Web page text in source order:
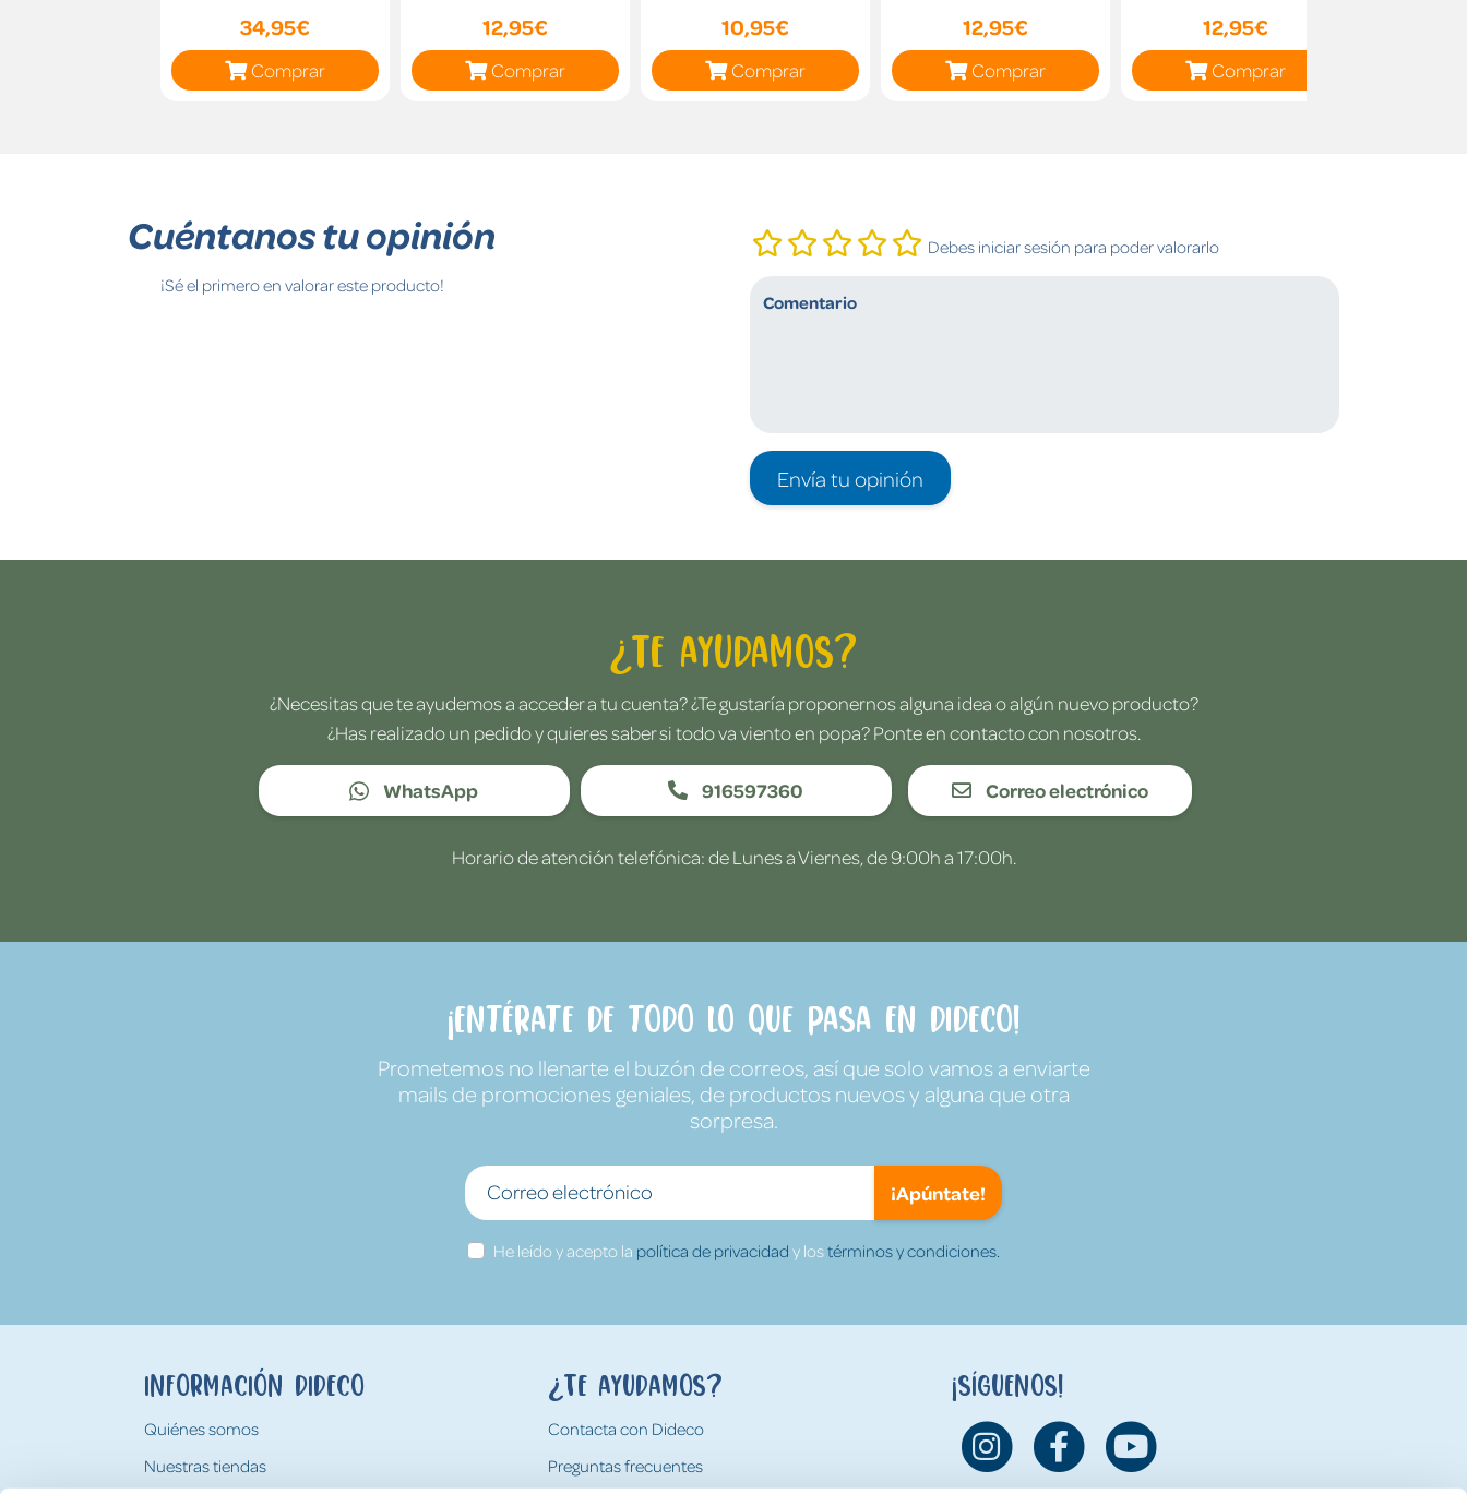
34,95€
Comprar
12,95€
Comprar
10,95€
Comprar
12,95€
Comprar
12,95€
Comprar
Cuéntanos tu opinión
¡Sé el primero en valorar este producto!
Debes iniciar sesión para poder valorarlo
Envía tu opinión
¿Te ayudamos?
¿Necesitas que te ayudemos a acceder a tu cuenta? ¿Te gustaría proponernos alguna idea o algún nuevo producto?
¿Has realizado un pedido y quieres saber si todo va viento en popa? Ponte en contacto con nosotros.
WhatsApp 916597360 Correo electrónico
Horario de atención telefónica: de Lunes a Viernes, de 9:00h a 17:00h.
¡Entérate de todo lo que pasa en Dideco!
Prometemos no llenarte el buzón de correos, así que solo vamos a enviarte
mails de promociones geniales, de productos nuevos y alguna que otra
sorpresa.
¡Apúntate!
He leído y acepto la política de privacidad y lostérminos y condiciones.
Información Dideco
Quiénes somos
Nuestras tiendas
¿Te ayudamos?
Contacta con Dideco
Preguntas frecuentes
¡Síguenos!